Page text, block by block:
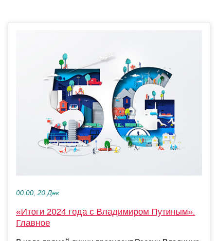
00:00, 20 Дек
«Итоги 2024 года с Владимиром Путиным».
Главное